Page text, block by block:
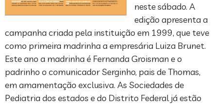
neste sábado. A
edição apresenta a
campanha criada pela instituição em 1999, que teve
como primeira madrinha a empresária Luiza Brunet.
Este ano a madrinha é Fernanda Groisman e o
padrinho o comunicador Serginho, pais de Thomas,
em amamentação exclusiva. As Sociedades de
Pediatria dos estados e do Distrito Federal já estão